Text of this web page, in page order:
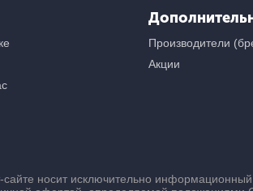
Производители
Акции
носит исключительно